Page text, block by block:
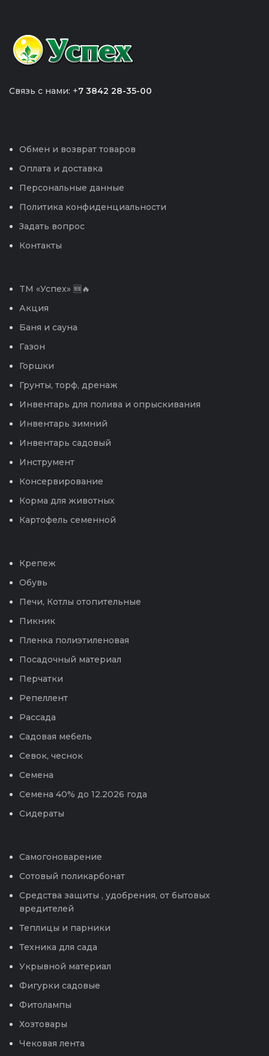
Связь с нами: +7 3842 28-35-00
Обмен и возврат товаров
Оплата и доставка
Персональные данные
Политика конфиденциальности
Задать вопрос
Контакты
TM «Успех» 🆕🔥
Акция
Баня и сауна
Газон
Горшки
Грунты, торф, дренаж
Инвентарь для полива и опрыскивания
Инвентарь зимний
Инвентарь садовый
Инструмент
Консервирование
Корма для животных
Картофель семенной
Крепеж
Обувь
Печи, Котлы отопительные
Пикник
Пленка полиэтиленовая
Посадочный материал
Перчатки
Репеллент
Рассада
Садовая мебель
Севок, чеснок
Семена
Семена 40% до 12.2026 года
Сидераты
Самогоноварение
Сотовый поликарбонат
Средства защиты , удобрения, от бытовых
вредителей
Теплицы и парники
Техника для сада
Укрывной материал
Фигурки садовые
Фитолампы
Хозтовары
Чековая лента